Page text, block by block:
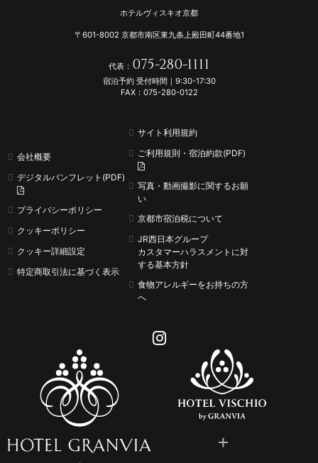
ホテルヴィスキオ京都
〒601-8002 京都市南区東九条上殿田町44番地1
代表： 075-280-1111
宿泊予約 受付時間｜9:30-17:30
FAX：075-280-0122
会社概要
デジタルパンフレット(PDF)
プライバシーポリシー
クッキーポリシー
クッキー詳細設定
特定商取引法に基づく表示
サイト利用規約
ご利用規則・宿泊約款(PDF)
写真・動画撮影に関するお願
い
京都市宿泊税について
JR西日本グループ
カスタマーハラスメントに対
する基本方針
食物アレルギーをお持ちの方
へ